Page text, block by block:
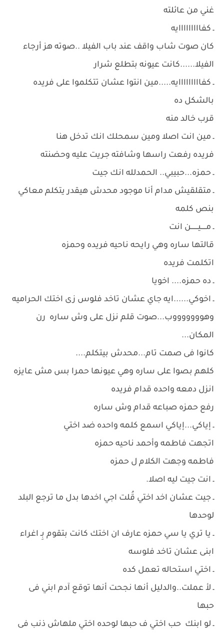
غني من عائلته
ـ كفااااااااايه
كان صوت شاب واقف عند باب الفيلا ..صوته هز أرجاء
الفيلا......كانت عيونه بتطلع شرار
ـ كفااااااااايه.....مين انتوا عشان تتكلموا على فريده
بالشكل ده
قرب خالد منه
ـ مين انت اصلا ومين سمحلك انك تدخل هنا
فريده رفعت راسها وشافته جريت عليه وحضنته
ـ حمزه...حبيبي.. الحمدلله انك جيت
ـ متقلقيش مدام أنا موجود محدش هيقدر يتكلم معاكي
بنص كلمه
ـ مـــــيـــــــن انت
قالتها ساره وهي رايحه ناحيه فريده وحمزه
اتكلمت فريده
ـ ده حمزه.... اخويا
ـ اخوكي......ايه جاي عشان تاخد فلوس زى اختك الحراميه
وهوووووووب...صوت قلم نزل على وش ساره رن
المكان...
كانوا فى صمت تام...محدش بيتكلم....
كلهم بصوا على ساره وهي عيونها حمرا بس مش عايزه
انزل دمعه واحده قدام فريده
رفع حمزه صباعه قدام وش ساره
ـ إياكي...إياكي اسمع كلمه واحده ضد اختي
اتجهت فاطمه وأحمد ناحيه حمزه
فاطمه وجهت الكلام ل حمزه
ـ انت جيت ليه اصلا.
ـ جيت عشان اخد اختي قُلت اجي اخدها بدل ما ترجع البلد
لوحدها
ـ يا تري يا سي حمزه عارف ان اختك كانت بتقوم بِـ اغراء
ابنى عشان تاخد فلوسه
ـ اختي استحاله تعمل كده
ـ لأ عملت..والدليل أنها نجحت أنها توقع آدم ابني فى
حبها
ـ لو ابنك حب اختي ف حبها لوحده اختي ملهاش ذنب فى